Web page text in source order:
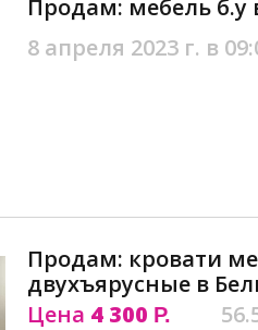
Продам: мебель б.у
8 апреля 2023 г. в
Продам: кровати
двухъярусные в
Цена 4 300 Р.